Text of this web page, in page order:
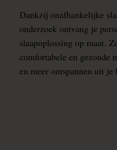
Dankzij onafhankelijke
onderzoek ontvang je
slaapoplossing op maat.
comfortabele en gezonde
en meer ontspannen uit je